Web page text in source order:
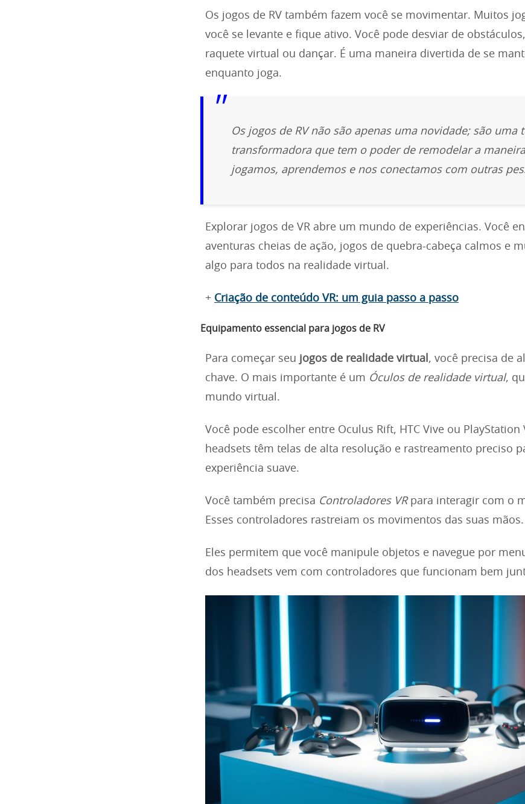
Os jogos de RV também fazem você se movimentar. Muitos
você se levante e fique ativo. Você pode desviar de
raquete virtual ou dançar. É uma maneira divertida de se
enquanto joga.
Os jogos de RV não são apenas uma novidade; são uma
transformadora que tem o poder de remodelar a
jogamos, aprendemos e nos conectamos com outras
Explorar jogos de VR abre um mundo de experiências. Você
aventuras cheias de ação, jogos de quebra-cabeça calmos e
algo para todos na realidade virtual.
+ Criação de conteúdo VR: um guia passo a passo
Equipamento essencial para jogos de RV
Para começar seu jogos de realidade virtual , você precisa de
chave. O mais importante é um Óculos de realidade virtual,
mundo virtual.
Você pode escolher entre Oculus Rift, HTC Vive ou PlayStation
headsets têm telas de alta resolução e rastreamento preciso
experiência suave.
Você também precisa Controladores VRpara interagir com o
Esses controladores rastreiam os movimentos das suas mãos.
Eles permitem que você manipule objetos e navegue por
dos headsets vem com controladores que funcionam bem